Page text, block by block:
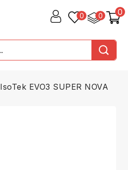
0
0
0
IsoTek EVO3 SUPER NOVA